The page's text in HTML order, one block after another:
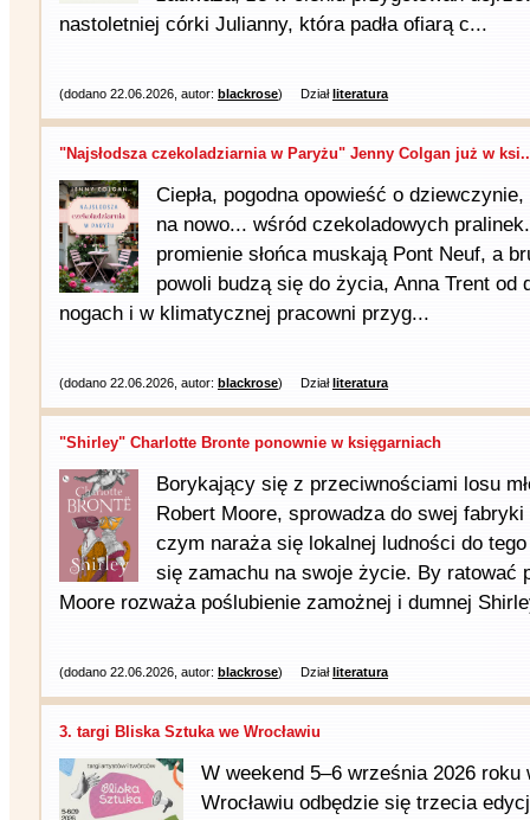
nastoletniej córki Julianny, która padła ofiarą c...
(dodano 22.06.2026, autor: blackrose) Działliteratura
"Najsłodsza czekoladziarnia w Paryżu" Jenny Colgan już w
Ciepła, pogodna opowieść o
na nowo... wśród czekoladowych
promienie słońca muskają Pont Neuf, a
powoli budzą się do życia, Anna Trent od
nogach i w klimatycznej pracowni przyg...
(dodano 22.06.2026, autor: blackrose) Działliteratura
"Shirley" Charlotte Bronte ponownie w księgarniach
Borykający się z przeciwnościami losu
Robert Moore, sprowadza do swej
czym naraża się lokalnej ludności do
się zamachu na swoje życie. By ratować
Moore rozważa poślubienie zamożnej i dumnej
(dodano 22.06.2026, autor: blackrose) Działliteratura
3. targi Bliska Sztuka we Wrocławiu
W weekend 5–6 września 2026
Wrocławiu odbędzie się trzecia